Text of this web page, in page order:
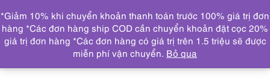
DANH MỤC
Trang chủ Tin tức
Khuyễn mại đặc biệt chào đón
Giáng sinh và Năm mới 2023
*Giảm 10% khi chuyển khoản thanh toán trước 100% giá trị đơn
hàng *Các đơn hàng ship COD cần chuyển khoản đặt cọc 20%
giá trị đơn hàng *Các đơn hàng có giá trị trên 1.5 triệu sẽ được
miễn phí vận chuyển. Bỏ qua